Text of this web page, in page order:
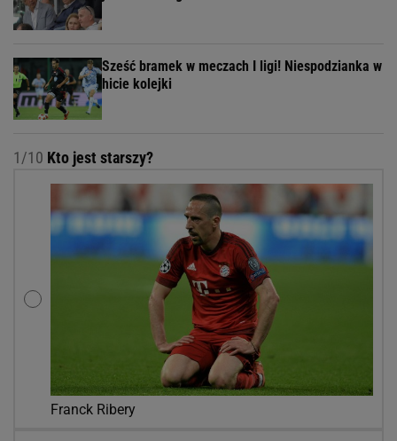
Sześć bramek w meczach I ligi! Niespodzianka w
hicie kolejki
1/10 Kto jest starszy?
Franck Ribery